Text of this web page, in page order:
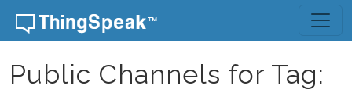
Skip to content
Public Channels for Tag: